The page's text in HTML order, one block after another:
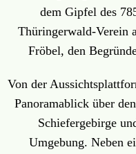
dem Gipfel des
Thüringerwald-Verein
Fröbel, den
Von der
Panoramablick über
Schiefergebirge
Umgebung. Neben